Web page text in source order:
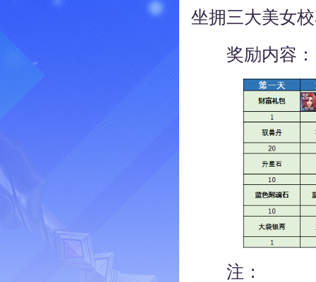
坐拥三大美女
奖励内容：
注：